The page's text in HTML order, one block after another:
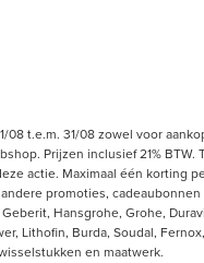
08 t.e.m. 31/08 zowel voor
Prijzen inclusief 21% BTW.
actie. Maximaal één korting
promoties,
Hansgrohe, Grohe,
Lithofin, Burda, Soudal,
en maatwerk.